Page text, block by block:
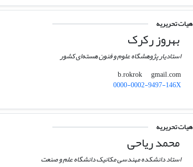
هیات تحریریه
بهروز رکرک
استادیار پژوهشگاه علوم و فنون هسته‌ای کشور
b.rokrok
gmail.com
0000-0002-9497-146X
هیات تحریریه
محمد ریاحی
استاد دانشکده مهندسی مکانیک دانشگاه علم و صنعت